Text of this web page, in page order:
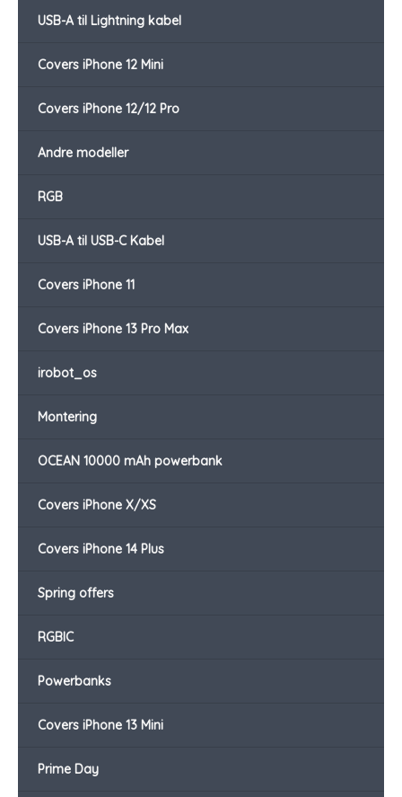
USB-A til Lightning kabel
Covers iPhone 12 Mini
Covers iPhone 12/12 Pro
Andre modeller
RGB
USB-A til USB-C Kabel
Covers iPhone 11
Covers iPhone 13 Pro Max
irobot_os
Montering
OCEAN 10000 mAh powerbank
Covers iPhone X/XS
Covers iPhone 14 Plus
Spring offers
RGBIC
Powerbanks
Covers iPhone 13 Mini
Prime Day